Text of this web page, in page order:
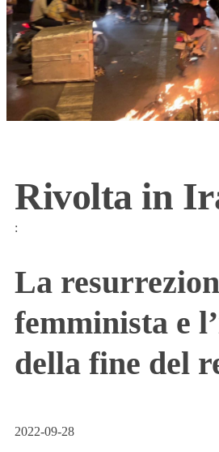
Rivolta in
:
La
femminista e
della fine del
2022-09-28